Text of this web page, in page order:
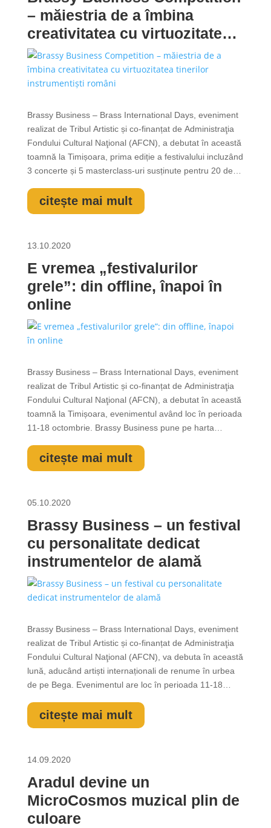
– măiestria de a îmbina
creativitatea cu virtuozitatea
tinerilor instrumentiști români
Brassy Business – Brass International Days, eveniment
realizat de Tribul Artistic și co-finanțat de Administraţia
Fondului Cultural Naţional (AFCN), a debutat în această
toamnă la Timișoara, prima ediție a festivalului incluzând
3 concerte și 5 masterclass-uri susținute pentru 20 de
unei provocări ce invită tinerii muzicieni români la un...
citește mai mult
13.10.2020
E vremea „festivalurilor
grele”: din offline, înapoi în
online
Brassy Business – Brass International Days, eveniment
realizat de Tribul Artistic și co-finanțat de Administraţia
Fondului Cultural Naţional (AFCN), a debutat în această
toamnă la Timișoara, evenimentul având loc în perioada
11-18 octombrie. Brassy Business pune pe harta
puțin prezentă, ce răspunde nevoii publicului de a avea
acces la...
citește mai mult
05.10.2020
Brassy Business – un festival
cu personalitate dedicat
instrumentelor de alamă
Brassy Business – Brass International Days, eveniment
realizat de Tribul Artistic și co-finanțat de Administraţia
Fondului Cultural Naţional (AFCN), va debuta în această
lună, aducând artiști internaționali de renume în urbea
de pe Bega. Evenimentul are loc în perioada 11-18
participanții vor avea acces la cursuri de măiestrie...
citește mai mult
14.09.2020
Aradul devine un
MicroCosmos muzical plin de
culoare